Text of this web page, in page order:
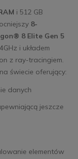
i 512 GB
8-
8 Elite Gen 5
i układem
z ray-tracingiem.
świecie oferujący:
danych
jeszcze
elementów